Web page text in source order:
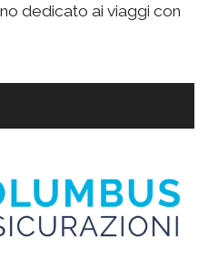
dedicato ai viaggi con